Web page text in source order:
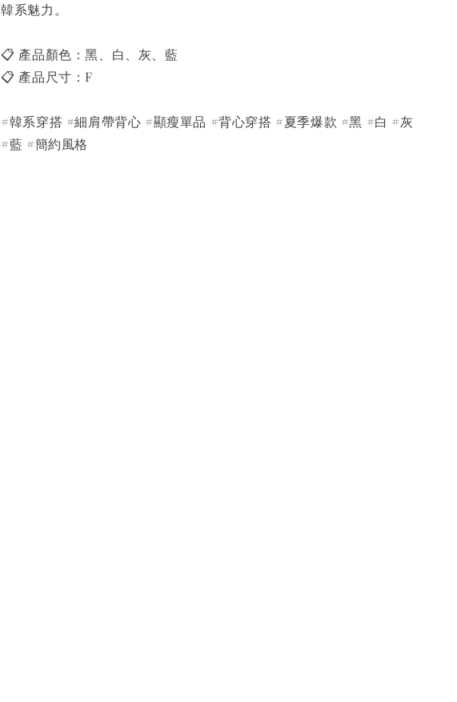
韓系魅力。
📋 產品顏色：黑、白、灰、藍
📋 產品尺寸：F
#韓系穿搭 #細肩帶背心 #顯瘦單品 #背心穿搭 #夏季爆款 #黑 #白 #灰
#藍 #簡約風格